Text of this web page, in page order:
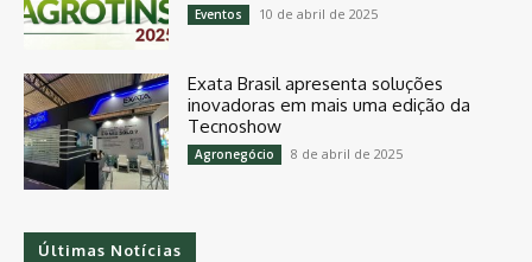
Eventos 10 de abril de 2025
Exata Brasil apresenta soluções
inovadoras em mais uma edição da
Tecnoshow
Agronegócio 8 de abril de 2025
Últimas Notícias